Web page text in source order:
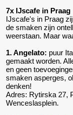
7x IJscafe in Praag
IJscafe's in Praag
de smaken zijn
weerstaan. Maar
1. Angelato: puur
gemaakt worden.
en geen
smaken asperges,
denken!
Adres: Rytirska 27,
Wenceslasplein.